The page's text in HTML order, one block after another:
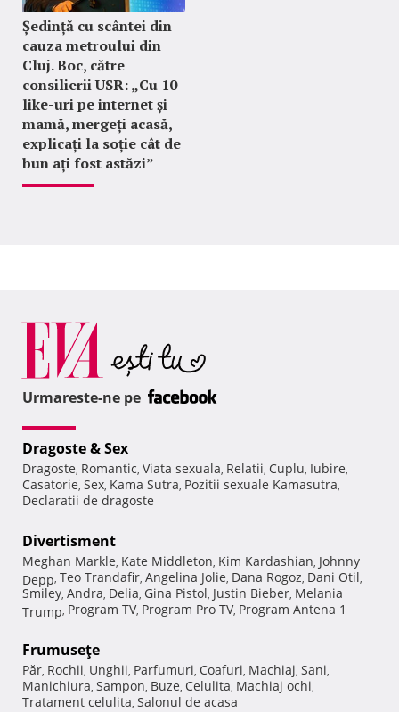
Ședință cu scântei din
cauza metroului din
Cluj. Boc, către
consilierii USR: „Cu 10
like-uri pe internet și
mamă, mergeți acasă,
explicați la soție cât de
bun ați fost astăzi”
Urmareste-ne pe
Dragoste & Sex
Dragoste, Romantic, Viata sexuala, Relatii, Cuplu, Iubire,
Casatorie, Sex, Kama Sutra, Pozitii sexuale Kamasutra,
Declaratii de dragoste
Divertisment
Meghan Markle, Kate Middleton, Kim Kardashian, Johnny
Depp, Teo Trandafir, Angelina Jolie, Dana Rogoz, Dani Otil,
Smiley, Andra, Delia, Gina Pistol, Justin Bieber, Melania
Trump, Program TV, Program Pro TV, Program Antena 1
Frumuseţe
Păr, Rochii, Unghii, Parfumuri, Coafuri, Machiaj, Sani,
Manichiura, Sampon, Buze, Celulita, Machiaj ochi,
Tratament celulita, Salonul de acasa